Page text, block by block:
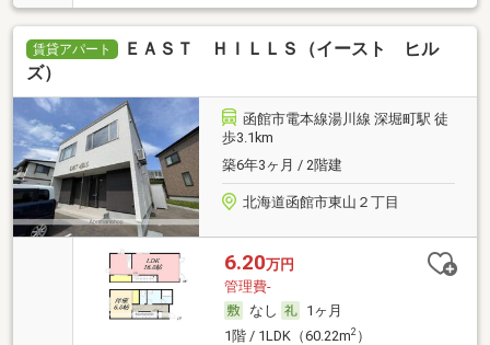
賃貸アパート
ＥＡＳＴ ＨＩＬＬＳ（イースト ヒル
ズ）
函館市電本線湯川線 深堀町駅 徒
歩3.1km
築6年3ヶ月 / 2階建
北海道函館市東山２丁目
6.20万円
管理費-
なし
1ヶ月
1階 / 1LDK（60.22m2）